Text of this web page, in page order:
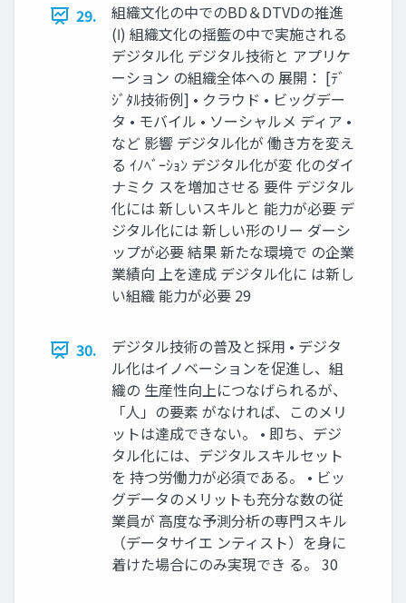
29.
組織文化の中でのBD＆DTVDの推進
(Ⅰ) 組織文化の揺籃の中で実施される
デジタル化 デジタル技術と アプリケ
ーション の組織全体への 展開： [ﾃﾞ
ｼﾞﾀﾙ技術例] • クラウド • ビッグデー
タ • モバイル • ソーシャルメ ディア •
など 影響 デジタル化が 働き方を変え
る ｲﾉﾍﾞｰｼｮﾝ デジタル化が変 化のダイ
ナミク スを増加させる 要件 デジタル
化には 新しいスキルと 能力が必要 デ
ジタル化には 新しい形のリー ダーシ
ップが必要 結果 新たな環境で の企業
業績向 上を達成 デジタル化に は新し
い組織 能力が必要 29
30.
デジタル技術の普及と採用 • デジタ
ル化はイノベーションを促進し、組
織の 生産性向上につなげられるが、
「人」の要素 がなければ、このメリ
ットは達成できない。 • 即ち、デジ
タル化には、デジタルスキルセット
を 持つ労働力が必須である。 • ビッ
グデータのメリットも充分な数の従
業員が 高度な予測分析の専門スキル
（データサイエ ンティスト）を身に
着けた場合にのみ実現でき る。 30